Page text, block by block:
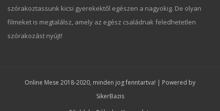
szórakoztassunk kicsi gyerekektől egészen a nagyokig. De olyan
filmeket is megtalálsz, amely az egész családnak feledhetetlen
szórakozást nyújt!
Online Mese 2018-2020, minden jog fenntartva! | Powered by
SikerBazis